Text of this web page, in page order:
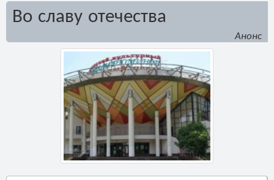
Во славу отечества
Анонс